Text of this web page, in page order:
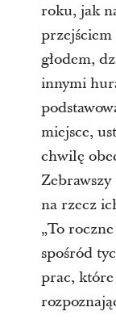
roku, jak
głodem,
innymi
miejsce,
chwilę
na rzecz
„To
spośród
prac,